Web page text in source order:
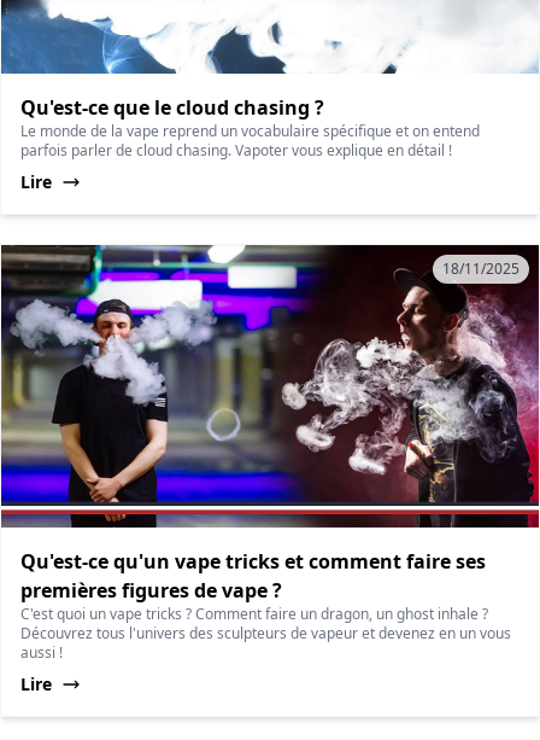
Qu'est-ce que le cloud chasing ?
Le monde de la vape reprend un vocabulaire spécifique et on entend
parfois parler de cloud chasing. Vapoter vous explique en détail !
Lire
18/11/2025
Qu'est-ce qu'un vape tricks et comment faire ses
premières figures de vape ?
C'est quoi un vape tricks ? Comment faire un dragon, un ghost inhale ?
Découvrez tous l'univers des sculpteurs de vapeur et devenez en un vous
aussi !
Lire